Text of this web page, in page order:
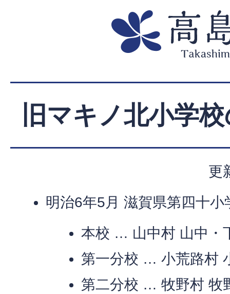
旧マキノ北小学
更
明治6年5月 滋賀県第四十
本校 … 山中村 山中・
第一分校 … 小荒路村
第二分校 … 牧野村 牧